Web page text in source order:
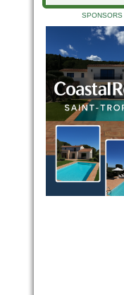
SPONSORS